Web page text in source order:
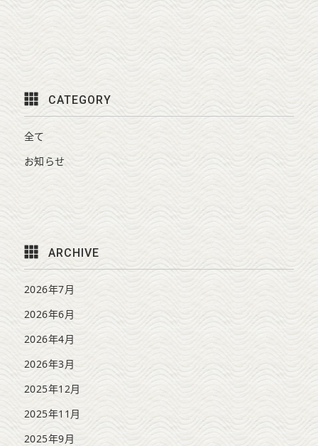
CATEGORY
全て
お知らせ
ARCHIVE
2026年7月
2026年6月
2026年4月
2026年3月
2025年12月
2025年11月
2025年9月